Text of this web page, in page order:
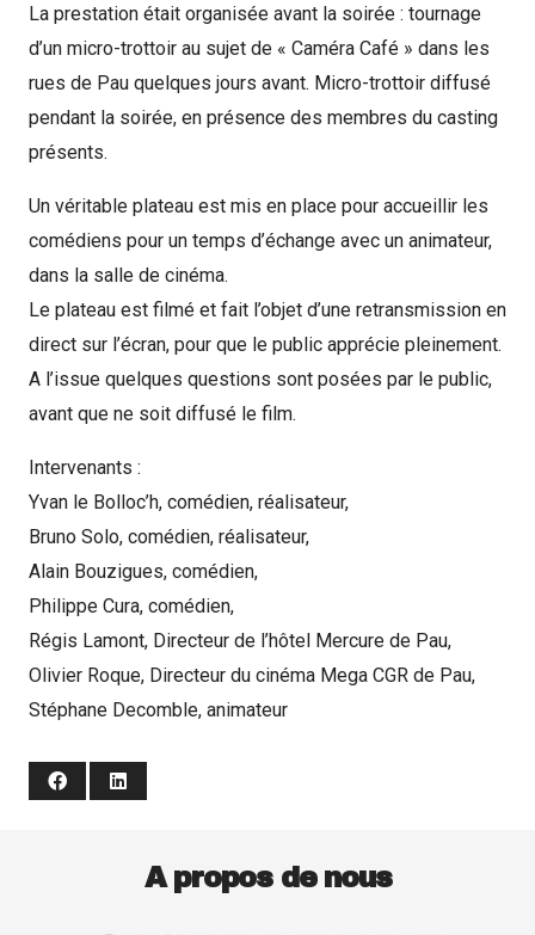
La prestation était organisée avant la soirée : tournage
d’un micro-trottoir au sujet de « Caméra Café » dans les
rues de Pau quelques jours avant. Micro-trottoir diffusé
pendant la soirée, en présence des membres du casting
présents.
Un véritable plateau est mis en place pour accueillir les
comédiens pour un temps d’échange avec un animateur,
dans la salle de cinéma.
Le plateau est filmé et fait l’objet d’une retransmission en
direct sur l’écran, pour que le public apprécie pleinement.
A l’issue quelques questions sont posées par le public,
avant que ne soit diffusé le film.
Intervenants :
Yvan le Bolloc’h, comédien, réalisateur,
Bruno Solo, comédien, réalisateur,
Alain Bouzigues, comédien,
Philippe Cura, comédien,
Régis Lamont, Directeur de l’hôtel Mercure de Pau,
Olivier Roque, Directeur du cinéma Mega CGR de Pau,
Stéphane Decomble, animateur
A propos de nous